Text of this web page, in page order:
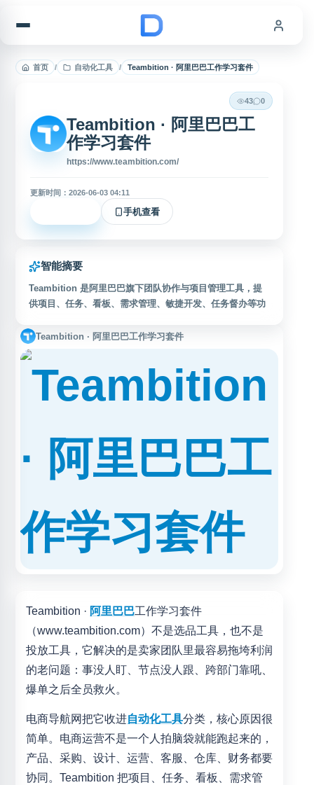
首页 / 自动化工具 / Teambition · 阿里巴巴工作学习套件
43 0
Teambition · 阿里巴巴工
作学习套件
https://www.teambition.com/
更新时间：2026-06-03 04:11
手机查看
智能摘要
Teambition 是阿里巴巴旗下团队协作与项目管理工具，提
供项目、任务、看板、需求管理、敏捷开发、任务督办等功
发、测试、设计、市场、运营、销售、HR 等多类型团队，
支持围绕任务分工、进度跟踪和跨部门协作开展数字化办
Teambition · 阿里巴巴工作学习套件
Teambition · 阿里巴巴工作学习套件
（www.teambition.com）不是选品工具，也不是
投放工具，它解决的是卖家团队里最容易拖垮利润
的老问题：事没人盯、节点没人跟、跨部门靠吼、
爆单之后全员救火。
电商导航网把它收进自动化工具分类，核心原因很
简单。电商运营不是一个人拍脑袋就能跑起来的，
产品、采购、设计、运营、客服、仓库、财务都要
协同。Teambition 把项目、任务、看板、需求管